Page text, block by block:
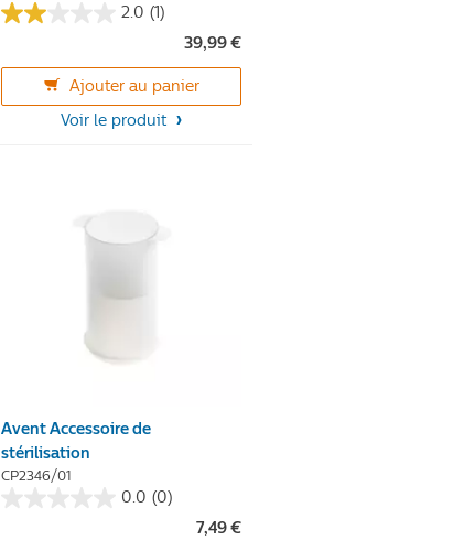
2.0 (1)
2.0
5
étoiles.
39,99 €
Ajouter au panier
Voir le produit
Avent Accessoire de
stérilisation
CP2346/01
0.0 (0)
7,49 €